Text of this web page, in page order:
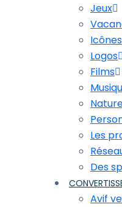
Jeux
Icônes
Logos
Films
Les
Des
Avif